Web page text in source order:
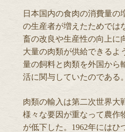
日本国内の食肉の消費量の
の生産者が増えたためでは
畜の改良や生産性の向上に
大量の肉類が供給できるよ
量の飼料と肉類を外国から
活に関与していたのである。
肉類の輸入は第二次世界大
様々な要因が重なって農作
が低下した。1962年にはひ